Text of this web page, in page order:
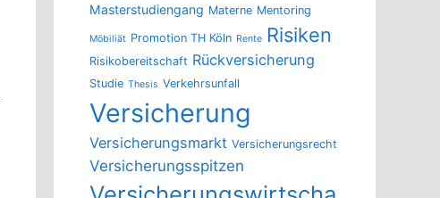
Masterstudiengang Materne Mentoring
Möbiliät Promotion TH Köln Rente Risiken
Risikobereitschaft Rückversicherung
Studie Thesis Verkehrsunfall
Versicherung
Versicherungsmarkt Versicherungsrecht
Versicherungsspitzen